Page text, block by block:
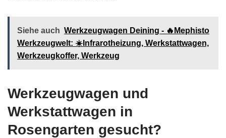
Siehe auch Werkzeugwagen Deining - 🔥Mephisto
Werkzeugwelt: ☀️Infrarotheizung, Werkstattwagen,
Werkzeugkoffer, Werkzeug
Werkzeugwagen und
Werkstattwagen in
Rosengarten gesucht?